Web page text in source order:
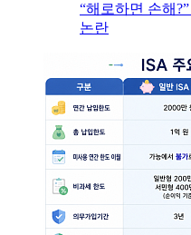
“해로하면 손해
논란